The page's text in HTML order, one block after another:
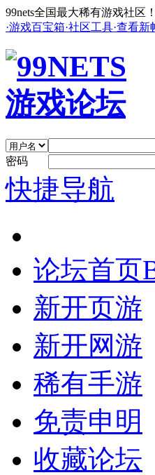
99nets全国最大稀有游戏社区！
·游戏百宝箱·社区工具·查看新
密码
快捷导航
论坛首页
新开页游
新开网游
稀有手游
免责申明
收藏论坛